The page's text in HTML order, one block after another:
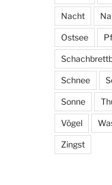
Nacht
Ostsee
Schnee
Sonne
Vögel
Zingst